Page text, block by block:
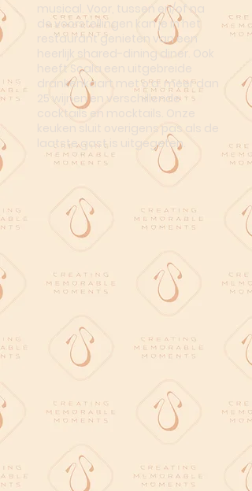
musical. Voor, tussen en/of na
de voorstellingen kan je in het
restaurant genieten van een
heerlijk shared-dining diner. Ook
heeft Scala een uitgebreide
drankenkaart met o.a. meer dan
25 wijnen en verschillende
cocktails en mocktails. Onze
keuken sluit overigens pas als de
laatste gast is uitgegeten.